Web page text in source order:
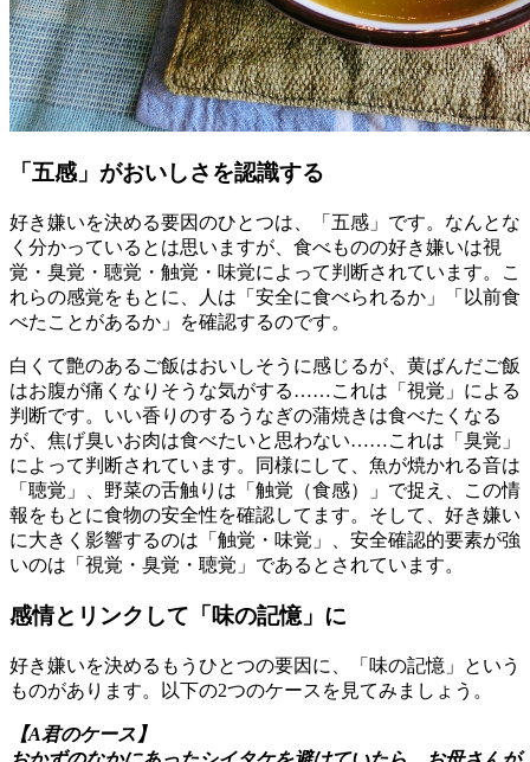
「五感」がおいしさを認識する
好き嫌いを決める要因のひとつは、「五感」です。なんとな
く分かっているとは思いますが、食べものの好き嫌いは視
覚・臭覚・聴覚・触覚・味覚によって判断されています。こ
れらの感覚をもとに、人は「安全に食べられるか」「以前食
べたことがあるか」を確認するのです。
白くて艶のあるご飯はおいしそうに感じるが、黄ばんだご飯
はお腹が痛くなりそうな気がする……これは「視覚」による
判断です。いい香りのするうなぎの蒲焼きは食べたくなる
が、焦げ臭いお肉は食べたいと思わない……これは「臭覚」
によって判断されています。同様にして、魚が焼かれる音は
「聴覚」、野菜の舌触りは「触覚（食感）」で捉え、この情
報をもとに食物の安全性を確認してます。そして、好き嫌い
に大きく影響するのは「触覚・味覚」、安全確認的要素が強
いのは「視覚・臭覚・聴覚」であるとされています。
感情とリンクして「味の記憶」に
好き嫌いを決めるもうひとつの要因に、「味の記憶」という
ものがあります。以下の2つのケースを見てみましょう。
【A君のケース】